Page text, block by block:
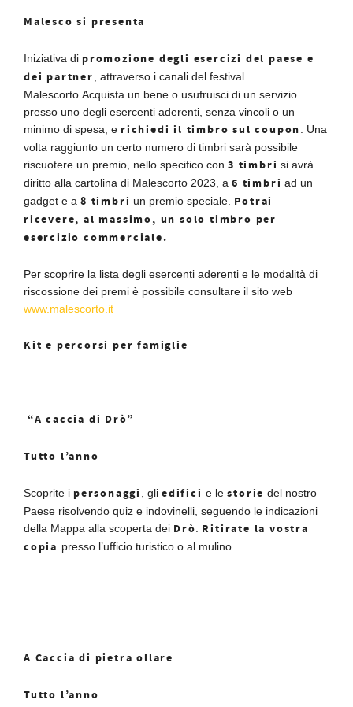
Malesco si presenta
Iniziativa di promozione degli esercizi del paese e
dei partner
, attraverso i canali del festival
Malescorto.Acquista un bene o usufruisci di un servizio
presso uno degli esercenti aderenti, senza vincoli o un
minimo di spesa, e richiedi il timbro sul coupon
. Una
volta raggiunto un certo numero di timbri sarà possibile
riscuotere un premio, nello specifico con 3 timbri si avrà
diritto alla cartolina di Malescorto 2023, a 6 timbri ad un
gadget e a 8 timbri un premio speciale. Potrai
ricevere, al massimo, un solo timbro per
esercizio commerciale.
Per scoprire la lista degli esercenti aderenti e le modalità di
riscossione dei premi è possibile consultare il sito web
www.malescorto.it
Kit e percorsi per famiglie
“A caccia di Drò”
Tutto l’anno
Scoprite i personaggi , gli edificie lestorie del nostro
Paese risolvendo quiz e indovinelli, seguendo le indicazioni
della Mappa alla scoperta dei Drò Ritirate la vostra
copia presso l’ufficio turistico o al mulino.
A Caccia di pietra ollare
Tutto l’anno